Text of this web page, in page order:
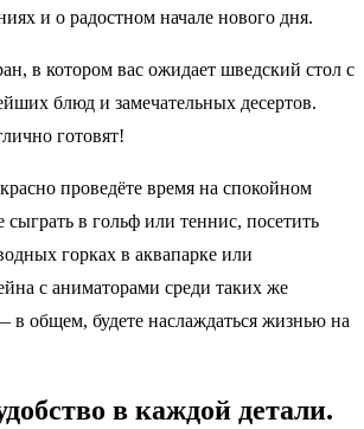
и о радостном начале нового дня.
в котором вас ожидает шведский стол с
блюд и замечательных десертов.
готовят!
проведёте время на спокойном
в гольф или теннис, посетить
горках в аквапарке или
с аниматорами среди таких же
общем, будете наслаждаться жизнью на
в каждой детали.